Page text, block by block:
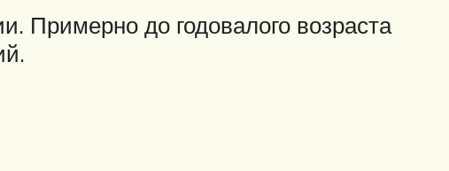
до годовалого возраста